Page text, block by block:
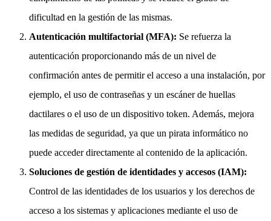
dificultad en la gestión de las mismas.
Autenticación multifactorial (MFA): Se refuerza la
autenticación proporcionando más de un nivel de
confirmación antes de permitir el acceso a una instalación, por
ejemplo, el uso de contraseñas y un escáner de huellas
dactilares o el uso de un dispositivo token. Además, mejora
las medidas de seguridad, ya que un pirata informático no
puede acceder directamente al contenido de la aplicación.
Soluciones de gestión de identidades y accesos (IAM):
Control de las identidades de los usuarios y los derechos de
acceso a los sistemas y aplicaciones mediante el uso de